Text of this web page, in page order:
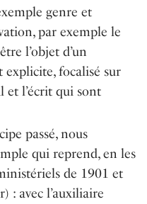
genre et
par exemple le
l’objet d’un
explicite, focalisé sur
et l’écrit qui sont
passé, nous
qui reprend, en les
de 1901 et
: avec l’auxiliaire